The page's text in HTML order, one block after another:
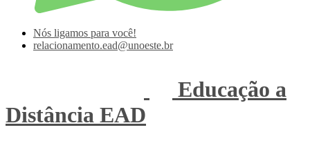
Nós ligamos para você!
relacionamento.ead@unoeste.br
Educação a
Distância EAD